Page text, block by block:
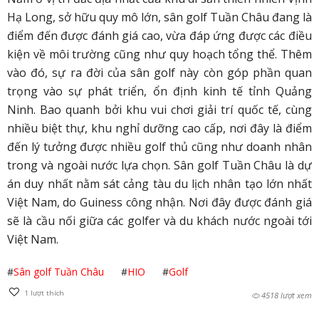
Hạ Long, sở hữu quy mô lớn, sân golf Tuần Châu đang là
điểm đến được đánh giá cao, vừa đáp ứng được các điều
kiện về môi trường cũng như quy hoạch tổng thể. Thêm
vào đó, sự ra đời của sân golf này còn góp phần quan
trọng vào sự phát triển, ổn định kinh tế tỉnh Quảng
Ninh. Bao quanh bởi khu vui chơi giải trí quốc tế, cùng
nhiều biệt thự, khu nghỉ dưỡng cao cấp, nơi đây là điểm
đến lý tưởng được nhiều golf thủ cũng như doanh nhân
trong và ngoài nước lựa chọn. Sân golf Tuần Châu là dự
án duy nhất nằm sát cảng tàu du lịch nhân tạo lớn nhất
Việt Nam, do Guiness công nhận. Nơi đây được đánh giá
sẽ là cầu nối giữa các golfer và du khách nước ngoài tới
Việt Nam.
#Sân golf Tuần Châu #HIO #Golf
1 lượt thích 4518 lượt xem